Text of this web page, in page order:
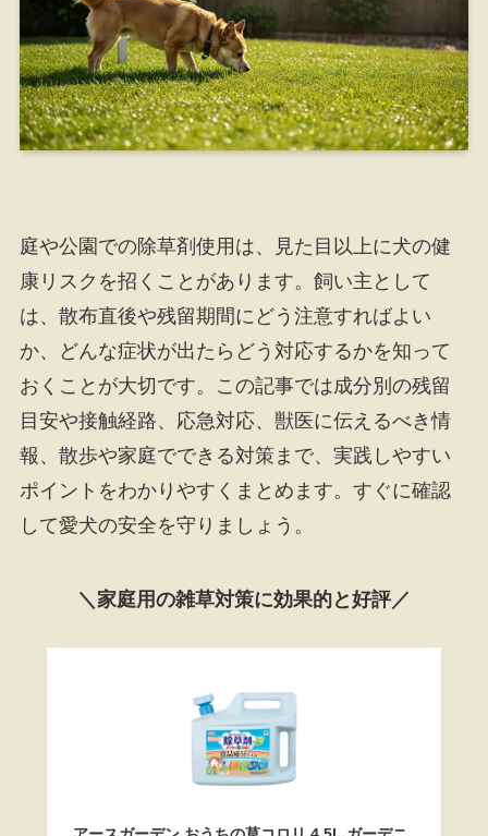
庭や公園での除草剤使用は、見た目以上に犬の健
康リスクを招くことがあります。飼い主として
は、散布直後や残留期間にどう注意すればよい
か、どんな症状が出たらどう対応するかを知って
おくことが大切です。この記事では成分別の残留
目安や接触経路、応急対応、獣医に伝えるべき情
報、散歩や家庭でできる対策まで、実践しやすい
ポイントをわかりやすくまとめます。すぐに確認
して愛犬の安全を守りましょう。
＼家庭用の雑草対策に効果的と好評／